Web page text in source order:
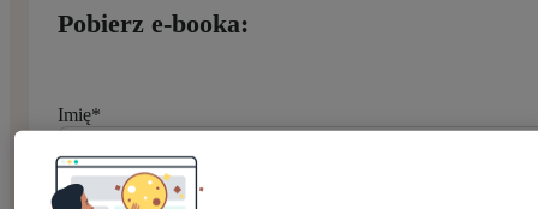
Pobierz e-booka:
Imię*